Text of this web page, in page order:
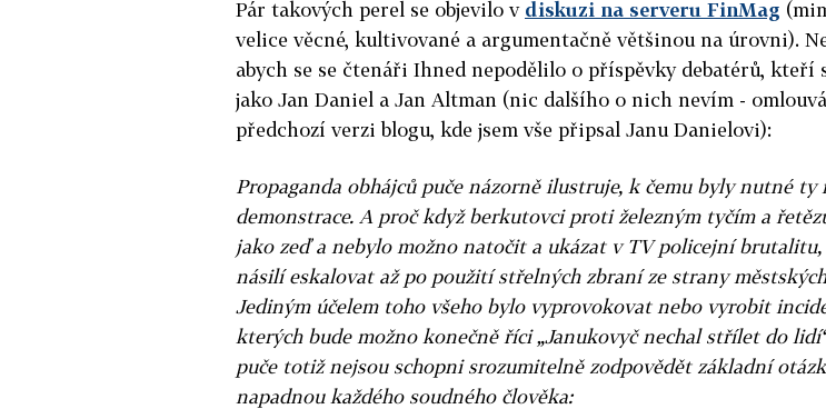
Pár takových perel se objevilo v diskuzi na serveru FinMag
velice věcné, kultivované a argumentačně většinou na úrovni).
abych se se čtenáři Ihned nepodělilo o příspěvky debatérů, kteří
jako Jan Daniel a Jan Altman (nic dalšího o nich nevím -
předchozí verzi blogu, kde jsem vše připsal Janu Danielovi):
Propaganda obhájců puče názorně ilustruje, k čemu byly nutné ty
demonstrace. A proč když berkutovci proti železným tyčím a
jako zeď a nebylo možno natočit a ukázat v TV policejní
násilí eskalovat až po použití střelných zbraní ze strany
Jediným účelem toho všeho bylo vyprovokovat nebo vyrobit
kterých bude možno konečně říci „Janukovyč nechal střílet do
puče totiž nejsou schopni srozumitelně zodpovědět základní
napadnou každého soudného člověka: